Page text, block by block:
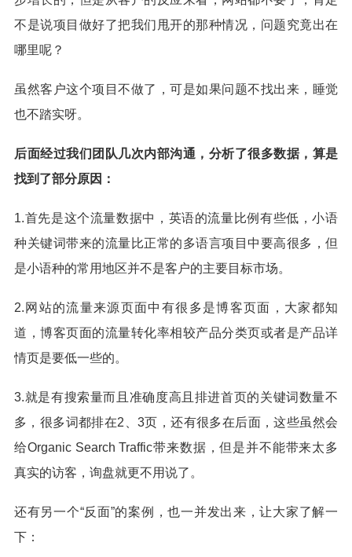
不是说项目做好了把我们甩开的那种情况，问题究竟出在
哪里呢？
虽然客户这个项目不做了，可是如果问题不找出来，睡觉
也不踏实呀。
后面经过我们团队几次内部沟通，分析了很多数据，算是
找到了部分原因：
1.首先是这个流量数据中，英语的流量比例有些低，小语
种关键词带来的流量比正常的多语言项目中要高很多，但
是小语种的常用地区并不是客户的主要目标市场。
2.网站的流量来源页面中有很多是博客页面，大家都知
道，博客页面的流量转化率相较产品分类页或者是产品详
情页是要低一些的。
3.就是有搜索量而且准确度高且排进首页的关键词数量不
多，很多词都排在2、3页，还有很多在后面，这些虽然会
给Organic Search Traffic带来数据，但是并不能带来太多
真实的访客，询盘就更不用说了。
还有另一个“反面”的案例，也一并发出来，让大家了解一
下：